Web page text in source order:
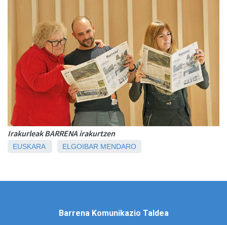
Irakurleak BARRENA irakurtzen
EUSKARA ELGOIBAR MENDARO
Barrena Komunikazio Taldea